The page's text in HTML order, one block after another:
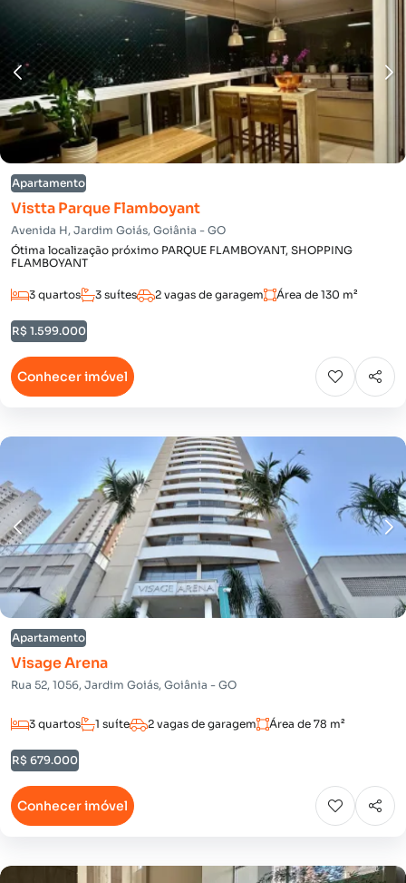
Apartamento
Vistta Parque Flamboyant
Avenida H, Jardim Goiás, Goiânia - GO
Ótima localização próximo PARQUE FLAMBOYANT, SHOPPING
FLAMBOYANT
3 quartos 3 suítes 2 vagas de garagem Área de 130 m²
R$ 1.599.000
Conhecer imóvel
Apartamento
Visage Arena
Rua 52, 1056, Jardim Goiás, Goiânia - GO
3 quartos 1 suíte 2 vagas de garagem Área de 78 m²
R$ 679.000
Conhecer imóvel